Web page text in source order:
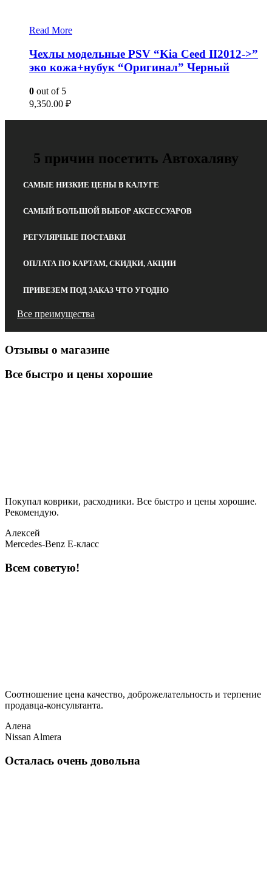
Read More
Чехлы модельные PSV “Kia Ceed II2012->”
эко кожа+нубук “Оригинал” Черный
0 out of 5
9,350.00 ₽
5 причин посетить Автохаляву
САМЫЕ НИЗКИЕ ЦЕНЫ В КАЛУГЕ
САМЫЙ БОЛЬШОЙ ВЫБОР АКСЕССУАРОВ
РЕГУЛЯРНЫЕ ПОСТАВКИ
ОПЛАТА ПО КАРТАМ, СКИДКИ, АКЦИИ
ПРИВЕЗЕМ ПОД ЗАКАЗ ЧТО УГОДНО
Все преимущества
Отзывы о магазине
Все быстро и цены хорошие
Покупал коврики, расходники. Все быстро и цены хорошие.
Рекомендую.
Алексей
Mercedes-Benz E-класс
Всем советую!
Соотношение цена качество, доброжелательность и терпение
продавца-консультанта.
Алена
Nissan Almera
Осталась очень довольна